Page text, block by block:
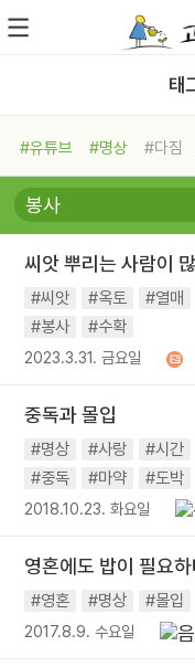
태
#유튜브 #명상 #다짐
#비전캠프
#독서캠프
#희망
#나눔 #친구
#독서
#건강 #면역력
씨앗 뿌리는 사람이
#씨앗 #옥토 #열매
#봉사
#수확
2023.3.31. 금요일
중독과 몰입
#명상 #사랑 #시간
#중독
#마약 #도박
2018.10.23. 화요일
영혼에도 밥이 필요
#영혼 #명상 #몰입
2017.8.9. 수요일